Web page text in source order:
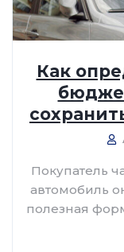
Как
Покупатель
автомобиль
полезная